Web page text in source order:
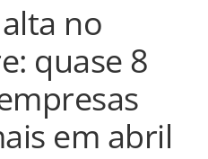
no
quase 8
em abril